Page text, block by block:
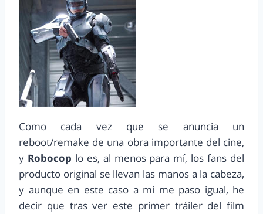
Como cada vez que se anuncia un
reboot/remake de una obra importante del cine,
y Robocop lo es, al menos para mí, los fans del
producto original se llevan las manos a la cabeza,
y aunque en este caso a mi me paso igual, he
decir que tras ver este primer tráiler del film